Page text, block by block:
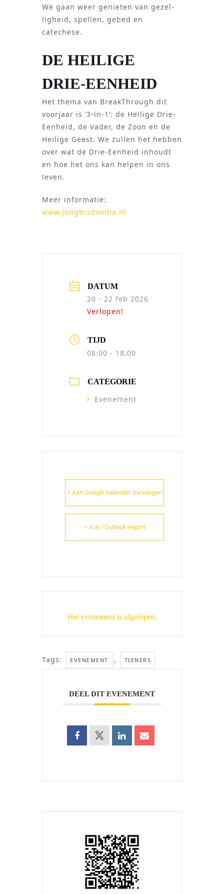
We gaan weer genieten van gezel­
lig­heid, spellen, gebed en
catechese.
DE HEILIGE
DRIE-EENHEID
Het thema van BreakThrough dit
voor­jaar is ‘3-in-1’: de Heilige Drie-
Eenheid, de Vader, de Zoon en de
Heilige Geest. We zullen het hebben
over wat de Drie-Eenheid inhoudt
en hoe het ons kan helpen in ons
leven.
Meer informatie:
www.jongbisdomha.nl
DATUM
20 - 22 feb 2026
Verlopen!
TIJD
08:00 - 18:00
CATEGORIE
Evenement
+ Aan Google Kalender toevoegen
+ iCal / Outlook export
Het evenement is afgelopen.
Tags: EVENEMENT , TIENERS
DEEL DIT EVENEMENT